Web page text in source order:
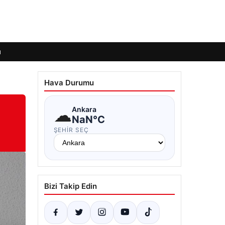
Hava Durumu
☁Ankara
NaN°C
ŞEHIR SEÇ
Bizi Takip Edin